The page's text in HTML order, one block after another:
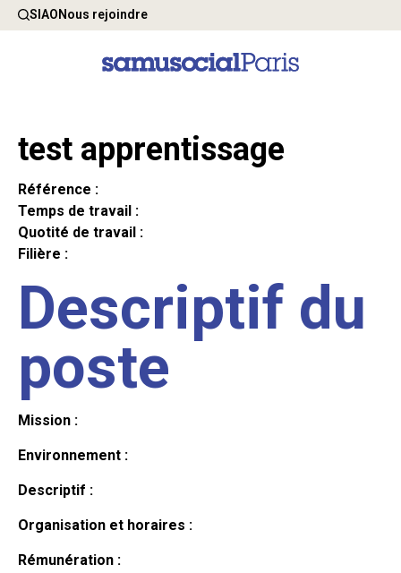
SIAONous rejoindre
test apprentissage
Référence :
Temps de travail :
Quotité de travail :
Filière :
Descriptif du
poste
Mission :
Environnement :
Descriptif :
Organisation et horaires :
Rémunération :